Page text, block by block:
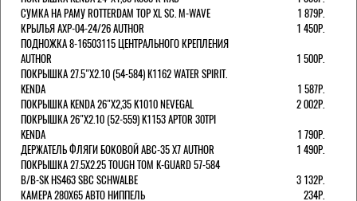
СУМКА НА РАМУ ROTTERDAM TOP XL SC. M-WAVE
1 879Р.
КРЫЛЬЯ AXP-04-24/26 AUTHOR
1 450Р.
ПОДНОЖКА 8-16503115 ЦЕНТРАЛЬНОГО КРЕПЛЕНИЯ
AUTHOR
1 500Р.
ПОКРЫШКА 27.5"Х2.10 (54-584) K1162 WATER SPIRIT.
KENDA
1 587Р.
ПОКРЫШКА KENDA 26"Х2,35 K1010 NEVEGAL
2 002Р.
ПОКРЫШКА 26"Х2.10 (52-559) K1153 APTOR 30TPI
KENDA
1 790Р.
ДЕРЖАТЕЛЬ ФЛЯГИ БОКОВОЙ ABC-35 X7 AUTHOR
1 490Р.
ПОКРЫШКА 27.5X2.25 TOUGH TOM K-GUARD 57-584
B/B-SK HS463 SBC SCHWALBE
3 132Р.
КАМЕРА 280Х65 АВТО НИППЕЛЬ
234Р.